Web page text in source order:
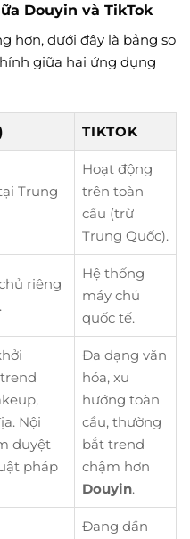
Douyin và TikTok
hơn, dưới đây là bảng so
giữa hai ứng dụng
TIKTOK
Trung
Hoạt động
trên toàn
cầu (trừ
Trung Quốc).
riêng
Hệ thống
máy chủ
quốc tế.
Nội
duyệt
pháp
Đa dạng văn
hóa, xu
hướng toàn
cầu, thường
bắt trend
chậm hơn
Douyin.
Đang dần